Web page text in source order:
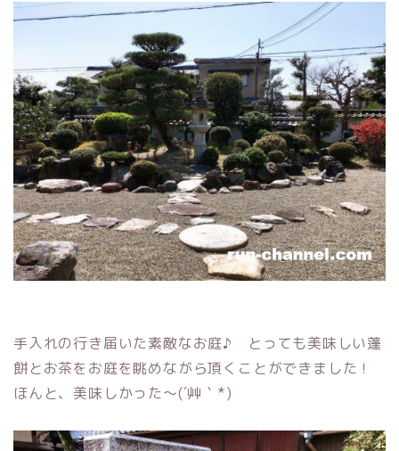
手入れの行き届いた素敵なお庭♪ とっても美味しい蓬
餅とお茶をお庭を眺めながら頂くことができました！
ほんと、美味しかった～(´艸｀*)